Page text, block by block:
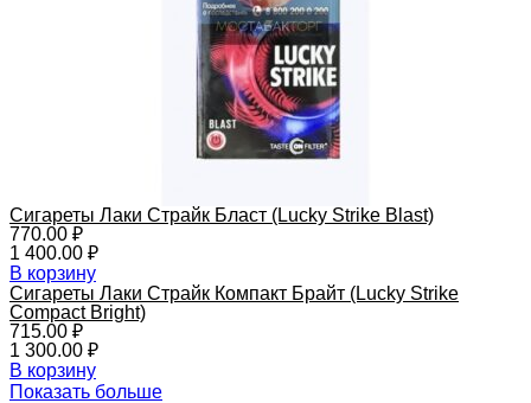
Сигареты Лаки Страйк Бласт (Lucky Strike Blast)
770.00 ₽
1 400.00 ₽
В корзину
Сигареты Лаки Страйк Компакт Брайт (Lucky Strike
Compact Bright)
715.00 ₽
1 300.00 ₽
В корзину
Показать больше